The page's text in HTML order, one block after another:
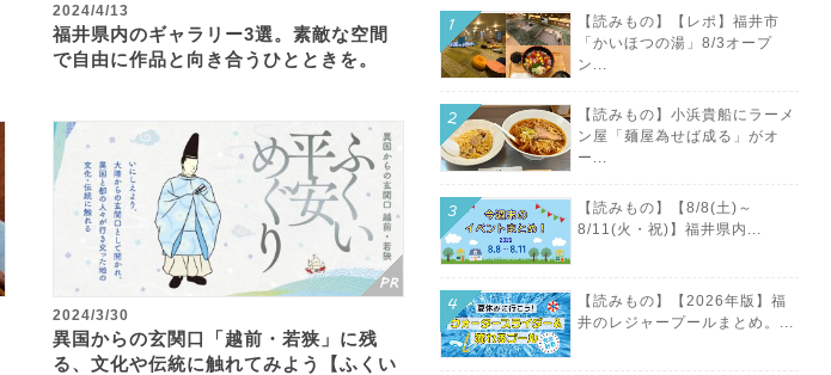
2024/4/13
福井県内のギャラリー3選。素敵な空間
で自由に作品と向き合うひとときを。
2024/3/30
異国からの玄関口「越前・若狭」に残
る、文化や伝統に触れてみよう【ふくい
【読みもの】【レポ】福井市
「かいほつの湯」8/3オープ
ン...
【読みもの】小浜貴船にラーメ
ン屋「麺屋為せば成る」がオ
ー...
【読みもの】【8/8(土)～
8/11(火・祝)】福井県内...
【読みもの】【2026年版】福
井のレジャープールまとめ。...